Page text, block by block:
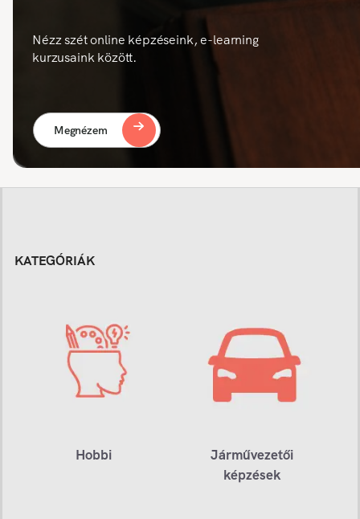
Nézz szét online képzéseink, e-learning
kurzusaink között.
Megnézem
KATEGÓRIÁK
Hobbi
Járművezetői
képzések